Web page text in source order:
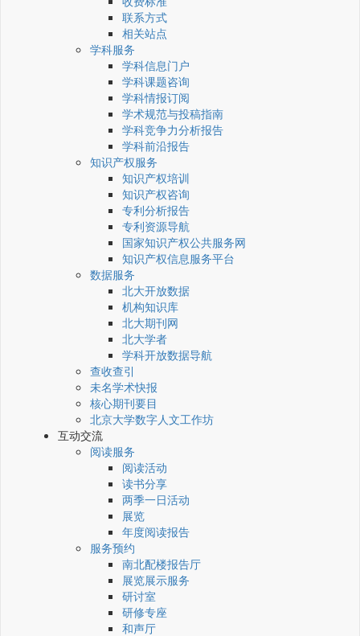
联系方式
相关站点
学科服务
学科信息门户
学科课题咨询
学科情报订阅
学术规范与投稿指南
学科竞争力分析报告
学科前沿报告
知识产权服务
知识产权培训
知识产权咨询
专利分析报告
专利资源导航
国家知识产权公共服务网
知识产权信息服务平台
数据服务
北大开放数据
机构知识库
北大期刊网
北大学者
学科开放数据导航
查收查引
未名学术快报
核心期刊要目
北京大学数字人文工作坊
互动交流
阅读服务
阅读活动
读书分享
两季一日活动
展览
年度阅读报告
服务预约
南北配楼报告厅
展览展示服务
研讨室
研修专座
和声厅